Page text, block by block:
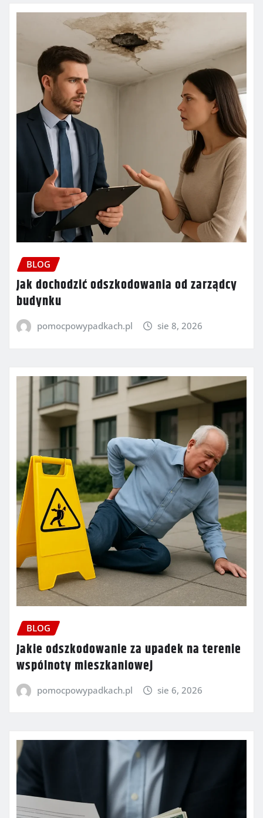
BLOG
Jak dochodzić odszkodowania od zarządcy
budynku
pomocpowypadkach.pl sie 8, 2026
BLOG
Jakie odszkodowanie za upadek na terenie
wspólnoty mieszkaniowej
pomocpowypadkach.pl sie 6, 2026